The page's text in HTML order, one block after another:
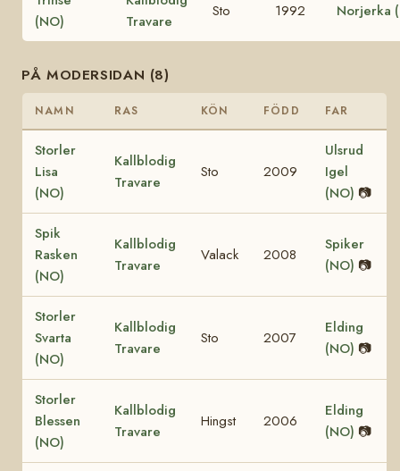
(NO)
Travare
Sto 1992 Norjerka
PÅ MODERSIDAN (8)
NAMN RAS KÖN FÖDD FAR
Storler
Lisa
(NO)
Kallblodig
Travare
Sto 2009
Ulsrud
Igel
(NO) 📷
Spik
Rasken
(NO)
Kallblodig
Travare
Valack 2008
Spiker
(NO) 📷
Storler
Svarta
(NO)
Kallblodig
Travare
Sto 2007
Elding
(NO) 📷
Storler
Blessen
(NO)
Kallblodig
Travare
Hingst 2006
Elding
(NO) 📷